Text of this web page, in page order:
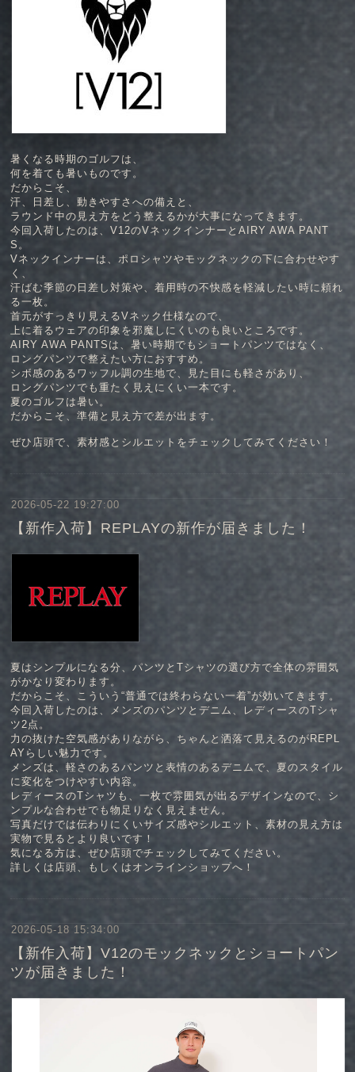
暑くなる時期のゴルフは、
何を着ても暑いものです。
だからこそ、
汗、日差し、動きやすさへの備えと、
ラウンド中の見え方をどう整えるかが大事になってきます。
今回入荷したのは、V12のVネックインナーとAIRY AWA PANT
S。
Vネックインナーは、ポロシャツやモックネックの下に合わせやす
く、
汗ばむ季節の日差し対策や、着用時の不快感を軽減したい時に頼れ
る一枚。
首元がすっきり見えるVネック仕様なので、
上に着るウェアの印象を邪魔しにくいのも良いところです。
AIRY AWA PANTSは、暑い時期でもショートパンツではなく、
ロングパンツで整えたい方におすすめ。
シボ感のあるワッフル調の生地で、見た目にも軽さがあり、
ロングパンツでも重たく見えにくい一本です。
夏のゴルフは暑い。
だからこそ、準備と見え方で差が出ます。
ぜひ店頭で、素材感とシルエットをチェックしてみてください！
2026-05-22 19:27:00
【新作入荷】REPLAYの新作が届きました！
夏はシンプルになる分、パンツとTシャツの選び方で全体の雰囲気
がかなり変わります。
だからこそ、こういう“普通では終わらない一着”が効いてきます。
今回入荷したのは、メンズのパンツとデニム、レディースのTシャ
ツ2点。
力の抜けた空気感がありながら、ちゃんと洒落て見えるのがREPL
AYらしい魅力です。
メンズは、軽さのあるパンツと表情のあるデニムで、夏のスタイル
に変化をつけやすい内容。
レディースのTシャツも、一枚で雰囲気が出るデザインなので、シ
ンプルな合わせでも物足りなく見えません。
写真だけでは伝わりにくいサイズ感やシルエット、素材の見え方は
実物で見るとより良いです！
気になる方は、ぜひ店頭でチェックしてみてください。
詳しくは店頭、もしくはオンラインショップへ！
2026-05-18 15:34:00
【新作入荷】V12のモックネックとショートパン
ツが届きました！